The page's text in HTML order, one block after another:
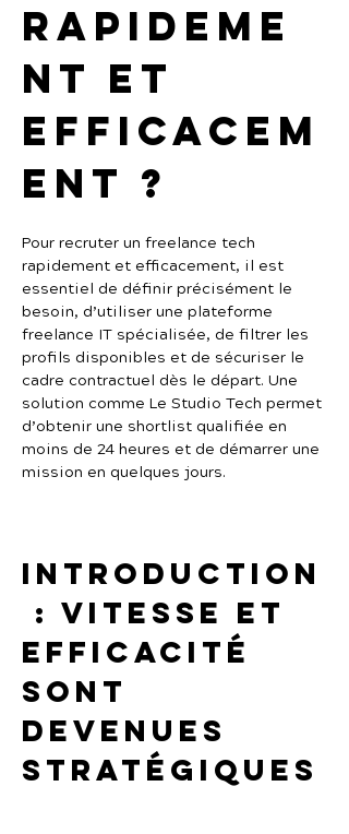
rapideme
nt et
efficacem
ent ?
Pour recruter un freelance tech
rapidement et efficacement, il est
essentiel de définir précisément le
besoin, d’utiliser une plateforme
freelance IT spécialisée, de filtrer les
profils disponibles et de sécuriser le
cadre contractuel dès le départ. Une
solution comme Le Studio Tech permet
d’obtenir une shortlist qualifiée en
moins de 24 heures et de démarrer une
mission en quelques jours.
Introduction
: vitesse et
efficacité
sont
devenues
stratégiques